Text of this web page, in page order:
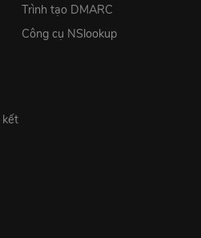
Trình tạo DMARC
Công cụ NSlookup
kết